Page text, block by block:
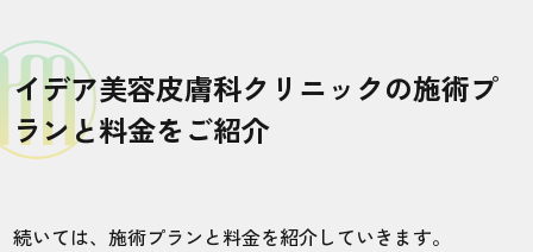
イデア美容皮膚科クリニックの施術プ
ランと料金をご紹介
続いては、施術プランと料金を紹介していきます。